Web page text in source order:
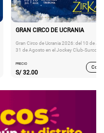
GRAN CIRCO DE UCRANIA
Gran Circo de Ucrania 2026: del 10 de
31 de Agosto en el Jockey Club-Surco
PRECIO
S/ 32.00